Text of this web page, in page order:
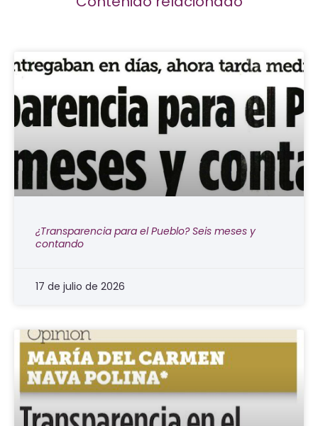
¿Transparencia para el Pueblo? Seis meses y
contando
17 de julio de 2026